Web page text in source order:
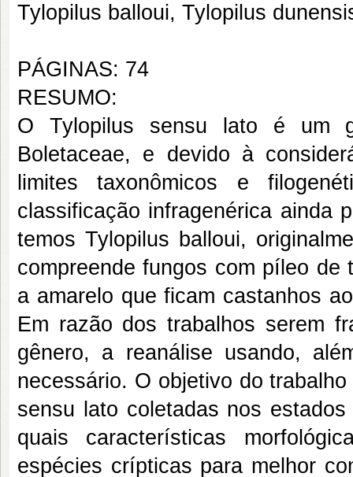
Tylopilus balloui, Tylopilus
PÁGINAS: 74
RESUMO:
O Tylopilus sensu lato é um
Boletaceae, e devido à
limites taxonômicos e
classificação infragenérica ainda
temos Tylopilus balloui,
compreende fungos com píleo de
a amarelo que ficam castanhos
Em razão dos trabalhos serem
gênero, a reanálise usando,
necessário. O objetivo do
sensu lato coletadas nos
quais características
espécies crípticas para melhor